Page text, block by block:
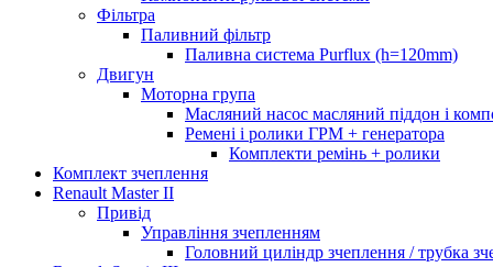
Фільтра
Паливний фільтр
Паливна система Purflux (h=120mm)
Двигун
Моторна група
Масляний насос масляний піддон і
Ремені і ролики ГРМ + генератора
Комплекти ремінь + ролики
Комплект зчеплення
Renault Master II
Привід
Управління зчепленням
Головний циліндр зчеплення / трубка